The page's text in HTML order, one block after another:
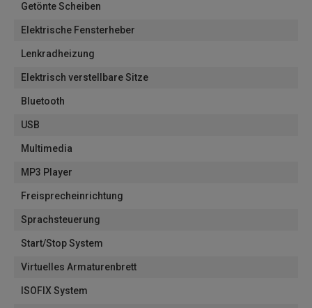
Getönte Scheiben
Elektrische Fensterheber
Lenkradheizung
Elektrisch verstellbare Sitze
Bluetooth
USB
Multimedia
MP3 Player
Freisprecheinrichtung
Sprachsteuerung
Start/Stop System
Virtuelles Armaturenbrett
ISOFIX System